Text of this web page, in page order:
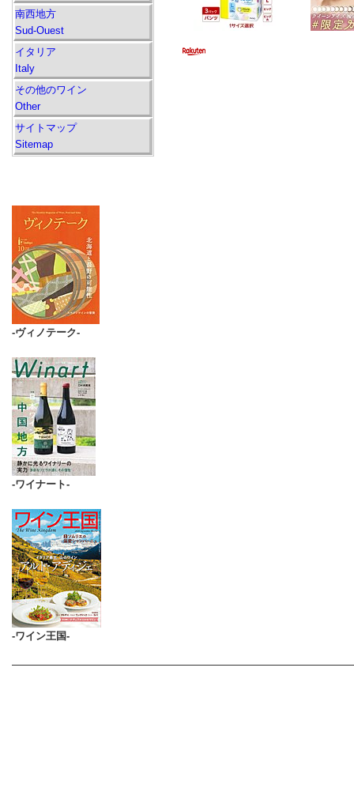
南西地方
Sud-Ouest
イタリア
Italy
その他のワイン
Other
サイトマップ
Sitemap
-ヴィノテーク-
-ワイナート-
-ワイン王国-